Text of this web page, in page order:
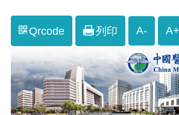
Qrcode 列印 A- A+